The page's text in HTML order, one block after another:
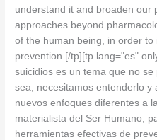
understand it and broaden our
approaches beyond
of the human being, in order
prevention.[/tp][tp lang="es"
suicidios es un tema que no
sea, necesitamos entenderlo y
nuevos enfoques diferentes a
materialista del Ser Humano,
herramientas efectivas de